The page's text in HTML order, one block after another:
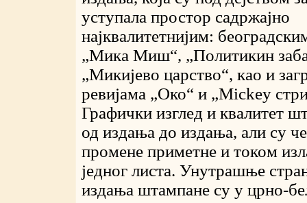
уступала простор садржајно
најквалитетнијим:
„Мика Миш“, „Политикин
„Микијево царство“, као и
ревијама „Око“ и „Mickey
Графички изглед и квалитет
од издања до издања, али су
промене приметне и током
једног листа. Унутрашње
издања штампане су у црно-